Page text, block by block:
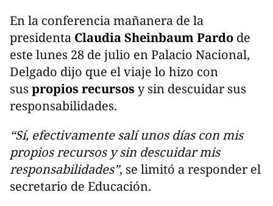
En la conferencia mañanera de la
presidenta Claudia Sheinbaum Pardo de
este lunes 28 de julio en Palacio Nacional,
Delgado dijo que el viaje lo hizo con
sus propios recursos y sin descuidar sus
responsabilidades.
“Sí, efectivamente salí unos días con mis
propios recursos y sin descuidar mis
responsabilidades”, se limitó a responder el
secretario de Educación.